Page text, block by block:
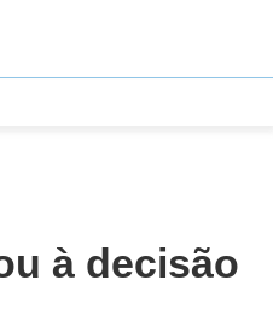
à decisão